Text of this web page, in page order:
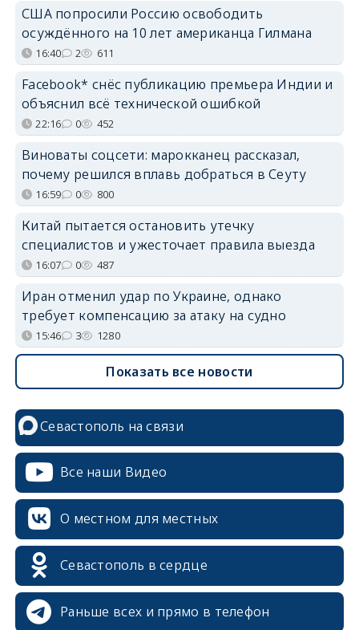
США попросили Россию освободить
осуждённого на 10 лет американца Гилмана
16:40 2 611
Facebook* снёс публикацию премьера Индии и
объяснил всё технической ошибкой
22:16 0 452
Виноваты соцсети: марокканец рассказал,
почему решился вплавь добраться в Сеуту
16:59 0 800
Китай пытается остановить утечку
специалистов и ужесточает правила выезда
16:07 0 487
Иран отменил удар по Украине, однако
требует компенсацию за атаку на судно
15:46 3 1280
Показать все новости
Севастополь на связи
Все наши Видео
О местном для местных
Севастополь в сердце
Раньше всех и прямо в телефон